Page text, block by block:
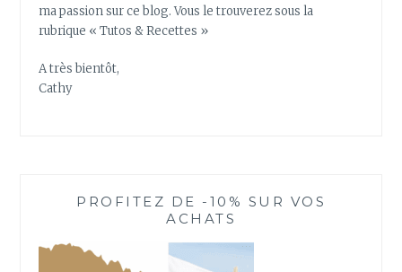
ma passion sur ce blog. Vous le trouverez sous la
rubrique « Tutos & Recettes »
A très bientôt,
Cathy
PROFITEZ DE -10% SUR VOS
ACHATS